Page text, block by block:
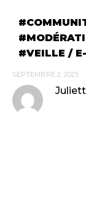
VEILLE /
SEPTEMBRE 2, 2025